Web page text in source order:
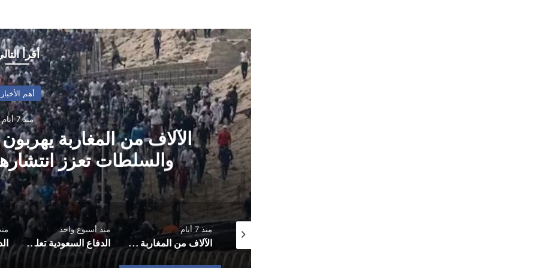
أقرأ
أهم الأخبار
منذ 7 أيام
الآلاف من المغاربة
والسلطات تعزز
منذ 7 أيام
الآلاف من المغاربة يهربون نحو الأراضي الإسبانية والسلطات تعزز انتشارها الأمني في المعابر
منذ أسبوع واحد
الدفاع السعودية تعلن تنفيذ ضربات جوية في العراق